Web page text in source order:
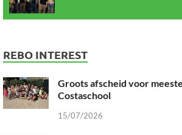
REBO INTEREST
Groots afscheid voor
Costaschool
15/07/2026